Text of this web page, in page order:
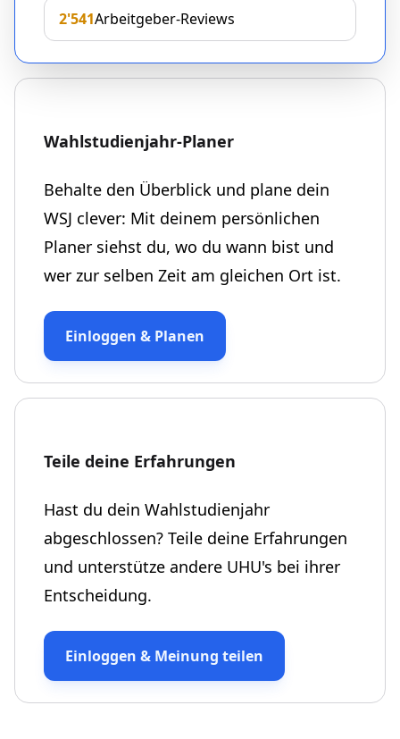
Wahlstudienjahr-Planer
Behalte den Überblick und plane dein
WSJ clever: Mit deinem persönlichen
Planer siehst du, wo du wann bist und
wer zur selben Zeit am gleichen Ort ist.
Einloggen & Planen
2'541Arbeitgeber-Reviews
Teile deine Erfahrungen
Hast du dein Wahlstudienjahr
abgeschlossen? Teile deine Erfahrungen
und unterstütze andere UHU's bei ihrer
Entscheidung.
Einloggen & Meinung teilen